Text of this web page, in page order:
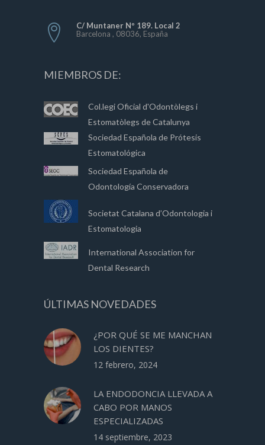
C/ Muntaner Nº 189. Local 2
Barcelona , 08036, España
MIEMBROS DE:
Col.legi Oficial d'Odontòlegs i
Estomatòlegs de Catalunya
Sociedad Española de Prótesis
Estomatológica
Sociedad Española de
Odontología Conservadora
Societat Catalana d’Odontologia i
Estomatologia
International Association for
Dental Research
ÚLTIMAS NOVEDADES
¿POR QUÉ SE ME MANCHAN
LOS DIENTES?
12 febrero, 2024
LA ENDODONCIA LLEVADA A
CABO POR MANOS
ESPECIALIZADAS
14 septiembre, 2023